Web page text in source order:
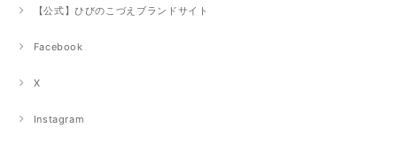
【公式】ひびのこづえブランドサイト
Facebook
X
Instagram